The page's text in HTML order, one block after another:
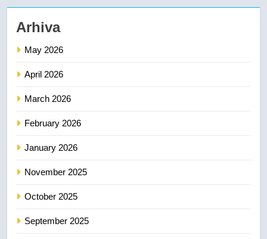
Arhiva
May 2026
April 2026
March 2026
February 2026
January 2026
November 2025
October 2025
September 2025